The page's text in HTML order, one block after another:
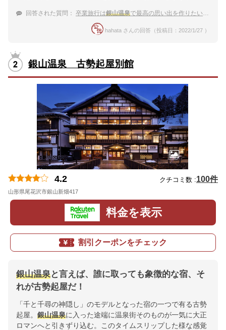
回答された質問： 卒業旅行は銀山温泉で最高の思い出を作りたい。おすすめの
hahata さんの回答（投稿日：2022/1/27 ）
銀山温泉 古勢起屋別館
4.2 クチコミ数 :100件
山形県尾花沢市銀山新畑417
料金を表示
割引クーポンをチェック
銀山温泉と言えば、誰に取っても象徴的な宿、そ
れが古勢起屋だ！
「千と千尋の神隠し」のモデルとなった宿の一つで有る古勢
起屋。 銀山温泉に入った途端に温泉街そのものが一気に大正
ロマンへと引きずり込む。このタイムスリップした様な感覚